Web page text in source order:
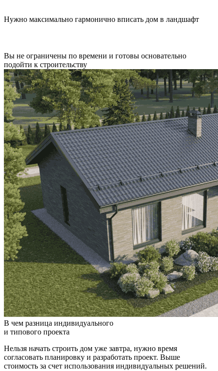
Нужно максимально гармонично вписать дом в ландшафт
Вы не ограничены по времени и готовы основательно
подойти к строительству
В чем разница индивидуального
и типового проекта
Нельзя начать строить дом уже завтра, нужно время
согласовать планировку и разработать проект. Выше
стоимость за счет использования индивидуальных решений.